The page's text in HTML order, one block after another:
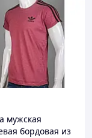
мужская
бордовая из